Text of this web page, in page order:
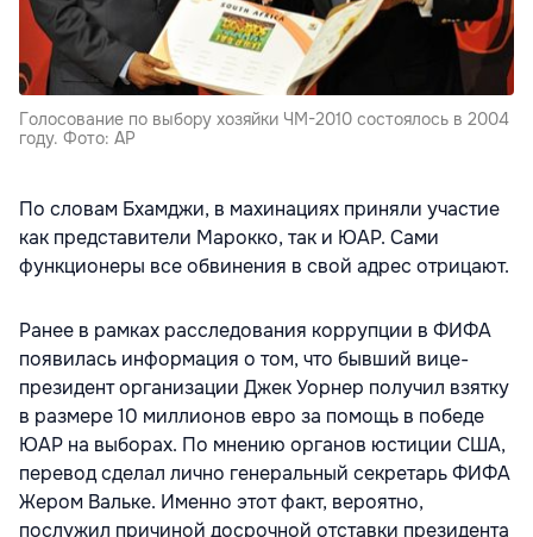
Голосование по выбору хозяйки ЧМ-2010 состоялось в 2004
году. Фото: АР
По словам Бхамджи, в махинациях приняли участие
как представители Марокко, так и ЮАР. Сами
функционеры все обвинения в свой адрес отрицают.
Ранее в рамках расследования коррупции в ФИФА
появилась информация о том, что бывший вице-
президент организации Джек Уорнер получил взятку
в размере 10 миллионов евро за помощь в победе
ЮАР на выборах. По мнению органов юстиции США,
перевод сделал лично генеральный секретарь ФИФА
Жером Вальке. Именно этот факт, вероятно,
послужил причиной досрочной отставки президента